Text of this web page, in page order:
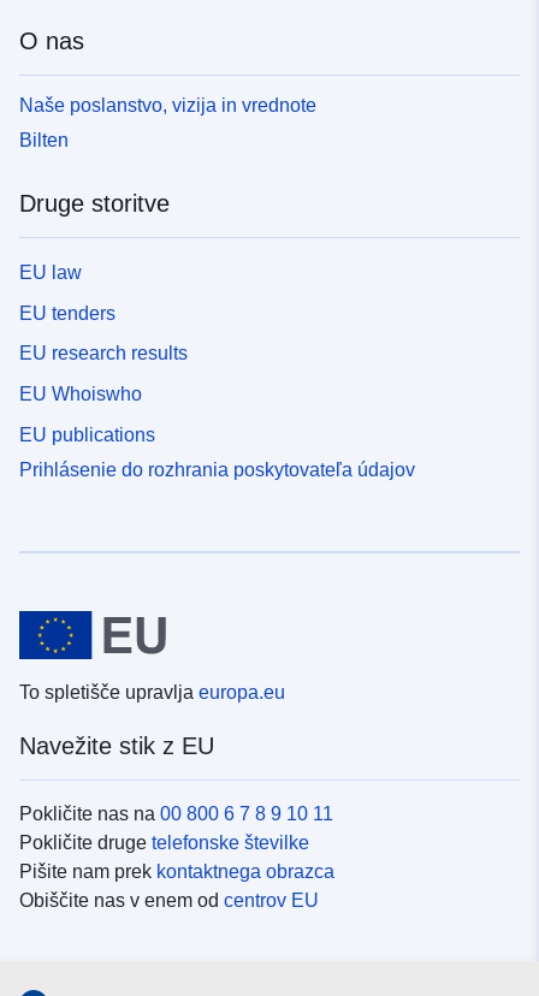
O nas
Naše poslanstvo, vizija in vrednote
Bilten
Druge storitve
EU law
EU tenders
EU research results
EU Whoiswho
EU publications
Prihlásenie do rozhrania poskytovateľa údajov
To spletišče upravlja europa.eu
Navežite stik z EU
Pokličite nas na 00 800 6 7 8 9 10 11
Pokličite druge telefonske številke
Pišite nam prek kontaktnega obrazca
Obiščite nas v enem od centrov EU